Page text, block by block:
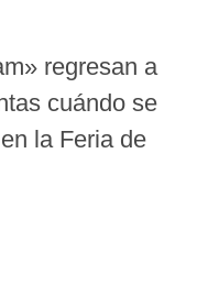
regresan a
cuándo se
la Feria de